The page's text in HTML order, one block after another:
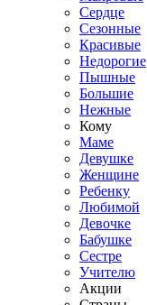
Сердце
Сезонные
Красивые
Недорогие
Пышные
Большие
Нежные
Кому
Маме
Девушке
Женщине
Ребенку
Любимой
Девочке
Бабушке
Сестре
Учителю
Акции